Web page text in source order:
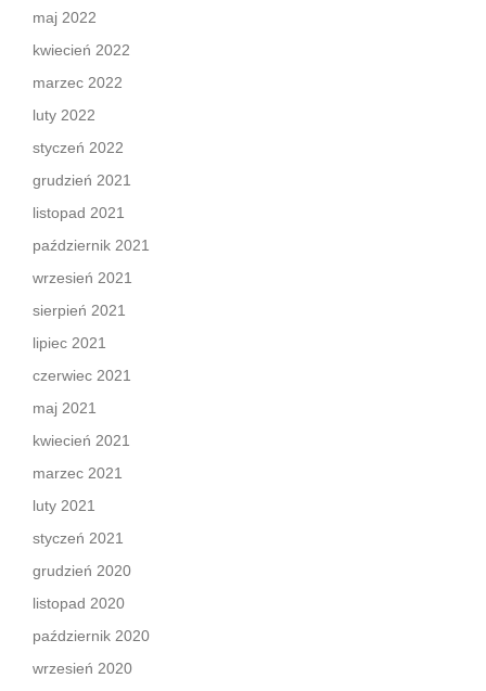
maj 2022
kwiecień 2022
marzec 2022
luty 2022
styczeń 2022
grudzień 2021
listopad 2021
październik 2021
wrzesień 2021
sierpień 2021
lipiec 2021
czerwiec 2021
maj 2021
kwiecień 2021
marzec 2021
luty 2021
styczeń 2021
grudzień 2020
listopad 2020
październik 2020
wrzesień 2020